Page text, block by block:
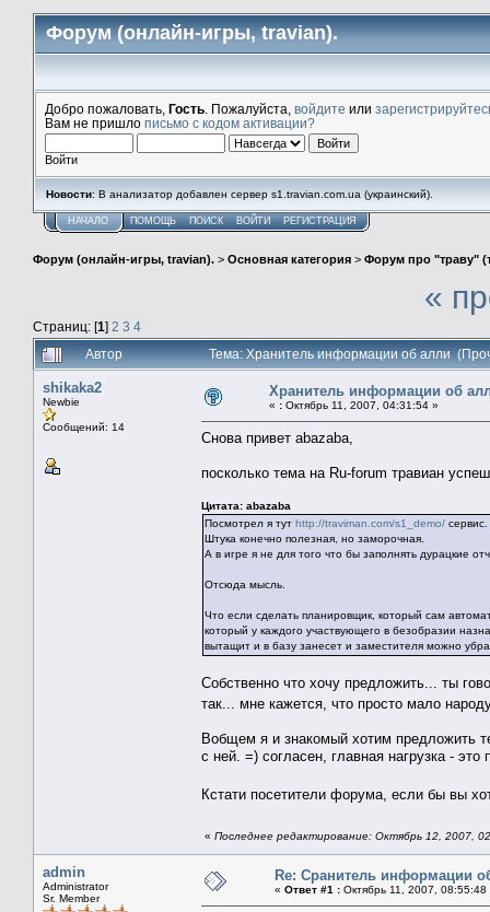
Форум (онлайн-игры, travian).
Добро пожаловать, Гость . Пожалуйста, войдите или
Вам не пришло письмо с кодом активации?
Войти
Новости: В анализатор добавлен сервер s1.travian.com.ua (украинский).
НАЧАЛО ПОМОЩЬ ПОИСК ВОЙТИ РЕГИСТРАЦИЯ
Форум (онлайн-игры, travian). > Основная категория > Форум про "траву"
Страниц: [1] 2 3 4
«
Автор Тема: Хранитель информации об алли
shikaka2
Newbie
Сообщений: 14
Хранитель информации об
« : Октябрь 11, 2007, 04:31:54 »
Снова привет abazaba,
посколько тема на Ru-forum травиан
Цитата: abazaba
Посмотрел я тут http://traviman.com/s1_demo/ сервис.
Штука конечно полезная, но заморочная.
А в игре я не для того что бы заполнять дурацкие
Отсюда мысль.
Что если сделать планировщик, который сам
который у каждого участвующего в безобразии
вытащит и в базу занесет и заместителя можно
Собственно что хочу предложить... ты
так... мне кажется, что просто мало
Вобщем я и знакомый хотим предложить
с ней. =) согласен, главная нагрузка -
Кстати посетители форума, если бы вы
« Последнее редактирование: Октябрь 12, 2007,
admin
Administrator
Sr. Member
Re: Сранитель информации
« Ответ #1 : Октябрь 11, 2007, 08:55:48